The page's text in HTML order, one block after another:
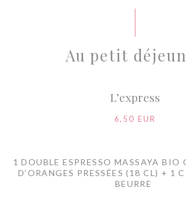
Au petit
L’express
6,50 EUR
1 DOUBLE ESPRESSO MASSAYA BIO
D’ORANGES PRESSÉES (18 CL) + 1
BEURRE